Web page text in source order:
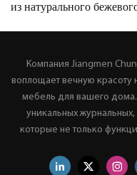
из натурального
органической
неправильной формы.
Компания Jiangmen
воплощает вечную красоту
мебель для вашего
уникальных
которые не только